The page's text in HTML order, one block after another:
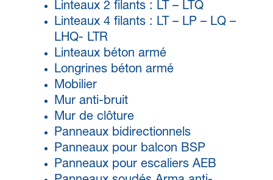
Linteaux 2 filants : LT – LTQ
Linteaux 4 filants : LT – LP – LQ –
LHQ- LTR
Linteaux béton armé
Longrines béton armé
Mobilier
Mur anti-bruit
Mur de clôture
Panneaux bidirectionnels
Panneaux pour balcon BSP
Panneaux pour escaliers AEB